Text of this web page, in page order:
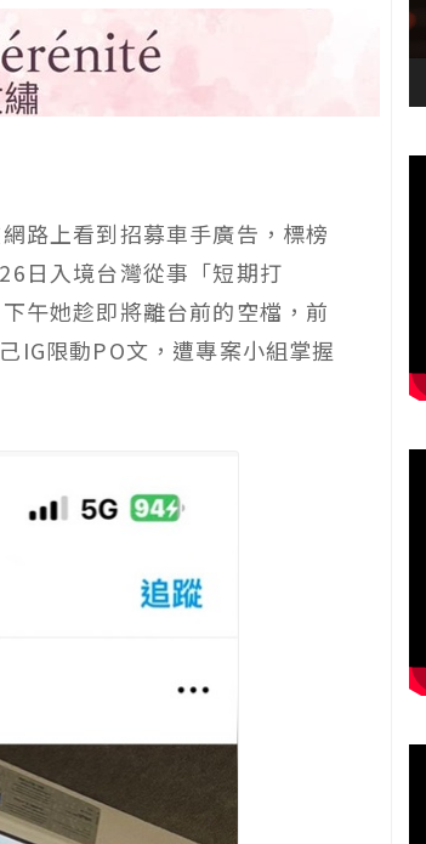
路上看到招募車手廣告，標榜
日入境台灣從事「短期打
午她趁即將離台前的空檔，前
IG限動PO文，遭專案小組掌握